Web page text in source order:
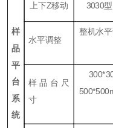
样
品
平
台
系
统
上下Z移动 3030
水平调整
整机水
样品台尺
寸